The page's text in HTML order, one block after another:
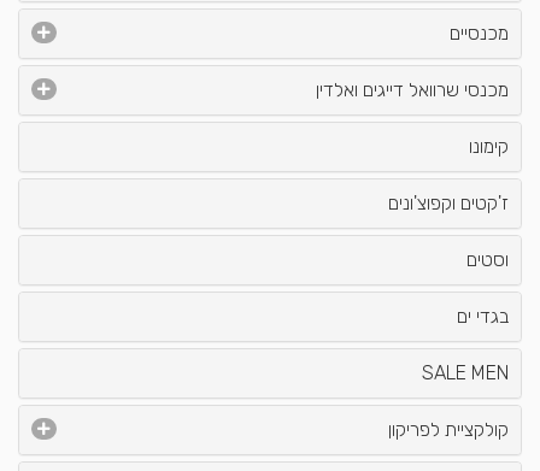
מכנסיים
מכנסי שרוואל דייגים ואלדין
קימונו
ז'קטים וקפוצ'ונים
וסטים
בגדי ים
SALE MEN
קולקציית לפריקון